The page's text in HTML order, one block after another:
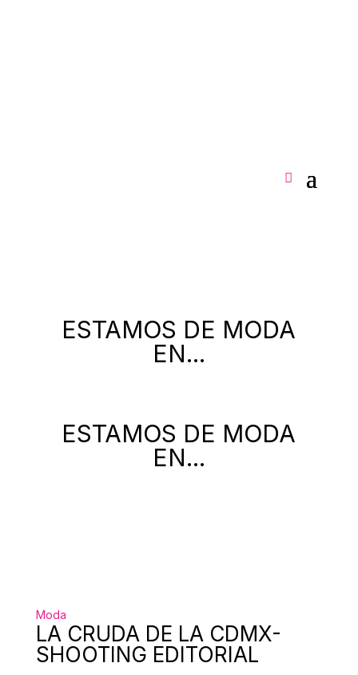
ESTAMOS DE MODA
EN...
ESTAMOS DE MODA
EN...
Moda
LA CRUDA DE LA CDMX-
SHOOTING EDITORIAL